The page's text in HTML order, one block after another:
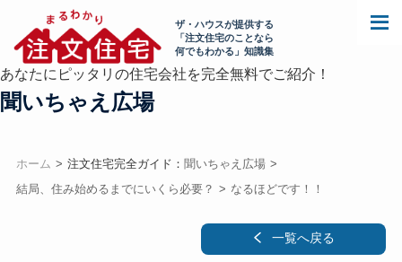
ザ・ハウスが提供する
「注文住宅のことなら
何でもわかる」知識集
あなたにピッタリの住宅会社を完全無料でご紹介！
聞いちゃえ広場
ホーム 注文住宅完全ガイド： 聞いちゃえ広場
結局、住み始めるまでにいくら必要？
なるほどです！！
一覧へ戻る